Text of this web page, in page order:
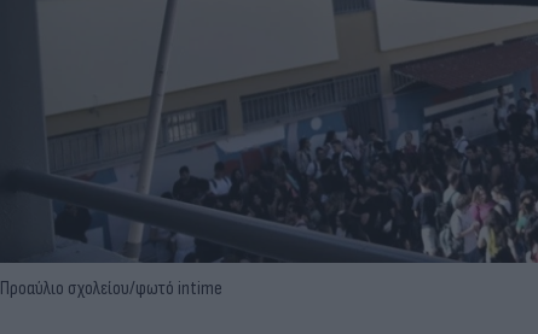
Προαύλιο σχολείου/φωτό intime